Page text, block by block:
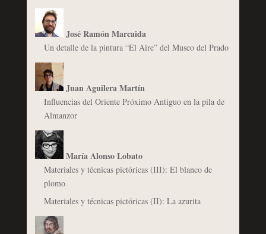
José Ramón Marcaida
Un detalle de la pintura “El Aire” del Museo del Prado
Juan Aguilera Martín
Influencias del Oriente Próximo Antiguo en la pila de
Almanzor
María Alonso Lobato
Materiales y técnicas pictóricas (III): El blanco de
plomo
Materiales y técnicas pictóricas (II): La azurita